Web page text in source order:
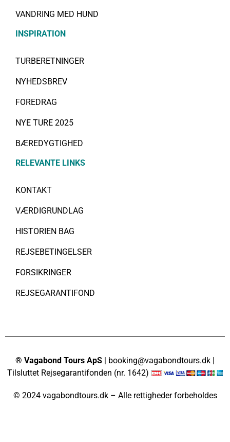
VANDRING MED HUND
INSPIRATION
TURBERETNINGER
NYHEDSBREV
FOREDRAG
NYE TURE 2025
BÆREDYGTIGHED
RELEVANTE LINKS
KONTAKT
VÆRDIGRUNDLAG
HISTORIEN BAG
REJSEBETINGELSER
FORSIKRINGER
REJSEGARANTIFOND
® Vagabond Tours ApS | booking@vagabondtours.dk |
Tilsluttet Rejsegarantifonden (nr. 1642)
© 2024 vagabondtours.dk – Alle rettigheder forbeholdes